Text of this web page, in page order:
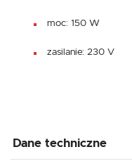
moc: 150 W
zasilanie: 230 V
Dane techniczne